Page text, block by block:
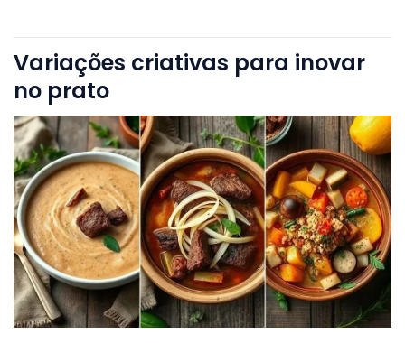
Variações criativas para inovar
no prato